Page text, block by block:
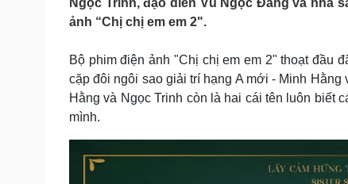
Tin nóng
Tư vấn luật
Việt Nam
Sức khỏe
Dinh dưỡng - món ngon
Nhi khoa
Đời sống
Ngọc Trinh, đạo diễn Vũ Ngọc Đãng và nhà
ảnh “Chị chị em em 2".
Bộ phim điện ảnh "Chị chị em em 2" thoạt đầu
cặp đôi ngôi sao giải trí hạng A mới - Minh
Hằng và Ngọc Trinh còn là hai cái tên luôn biết
mình.